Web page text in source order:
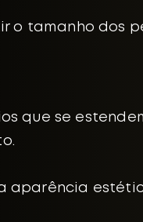
o tamanho dos
que se
aparência